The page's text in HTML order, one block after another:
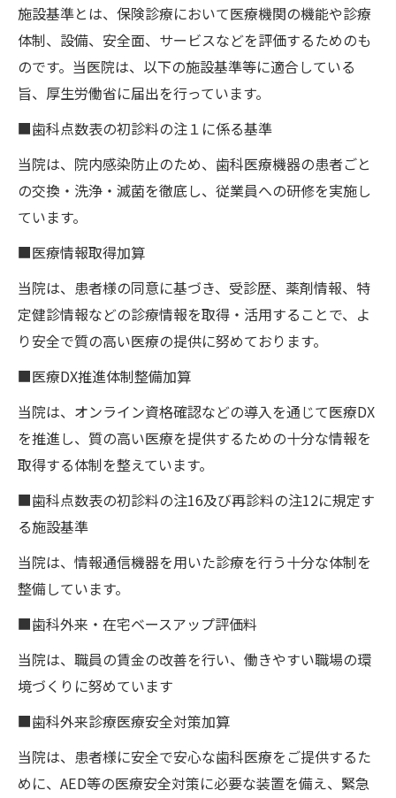
施設基準とは、保険診療において医療機関の機能や診療
体制、設備、安全面、サービスなどを評価するためのも
のです。当医院は、以下の施設基準等に適合している
旨、厚生労働省に届出を行っています。
■歯科点数表の初診料の注１に係る基準
当院は、院内感染防止のため、歯科医療機器の患者ごと
の交換・洗浄・滅菌を徹底し、従業員への研修を実施し
ています。
■医療情報取得加算
当院は、患者様の同意に基づき、受診歴、薬剤情報、特
定健診情報などの診療情報を取得・活用することで、よ
り安全で質の高い医療の提供に努めております。
■医療DX推進体制整備加算
当院は、オンライン資格確認などの導入を通じて医療DX
を推進し、質の高い医療を提供するための十分な情報を
取得する体制を整えています。
■歯科点数表の初診料の注16及び再診料の注12に規定す
る施設基準
当院は、情報通信機器を用いた診療を行う十分な体制を
整備しています。
■歯科外来・在宅ベースアップ評価料
当院は、職員の賃金の改善を行い、働きやすい職場の環
境づくりに努めています
■歯科外来診療医療安全対策加算
当院は、患者様に安全で安心な歯科医療をご提供するた
めに、AED等の医療安全対策に必要な装置を備え、緊急